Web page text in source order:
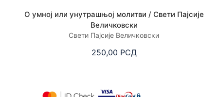
О умној или унутрашњој молитви / Свети Пајсије
Величковски
Свети Пајсије Величковски
250,00 РСД